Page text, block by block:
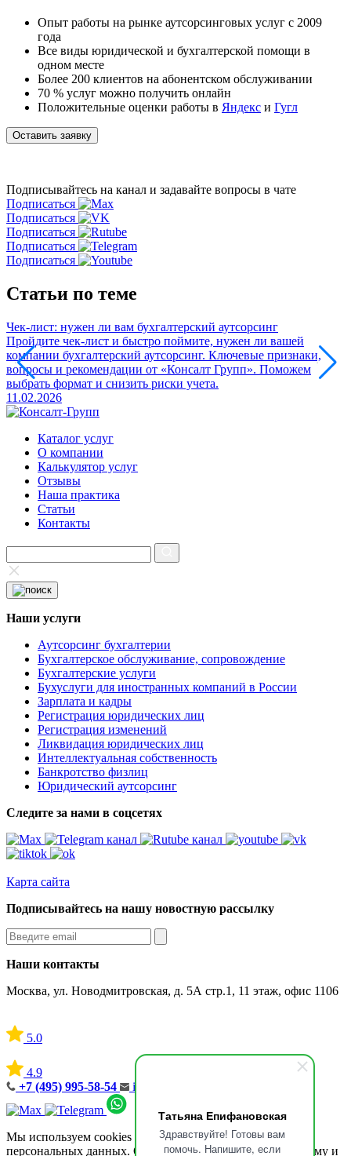
Татьяна Епифановская
Здравствуйте! Готовы вам
помочь. Напишите, если
Опыт работы на рынке аутсорсинговых услуг с 2009
года
Все виды юридической и бухгалтерской помощи в
одном месте
Более 200 клиентов на абонентском обслуживании
70 % услуг можно получить онлайн
Положительные оценки работы в Яндекс и Гугл
Оставить заявку
Подписывайтесь на канал и задавайте вопросы в чате
Подписаться
Подписаться
Подписаться
Подписаться
Подписаться
Статьи по теме
Чек-лист: нужен ли вам бухгалтерский аутсорсинг
Пройдите чек-лист и быстро поймите, нужен ли вашей
компании бухгалтерский аутсорсинг. Ключевые признаки,
вопросы и рекомендации от «Консалт Групп». Поможем
выбрать формат и снизить риски учета.
11.02.2026
Каталог услуг
О компании
Калькулятор услуг
Отзывы
Наша практика
Статьи
Контакты
Наши услуги
Аутсорсинг бухгалтерии
Бухгалтерское обслуживание, сопровождение
Бухгалтерские услуги
Бухуслуги для иностранных компаний в России
Зарплата и кадры
Регистрация юридических лиц
Регистрация изменений
Ликвидация юридических лиц
Интеллектуальная собственность
Банкротство физлиц
Юридический аутсорсинг
Следите за нами в соцсетях
Карта сайта
Подписывайтесь на нашу новостную рассылку
Наши контакты
Москва, ул. Новодмитровская, д. 5А стр.1, 11 этаж, офис 1106
5.0
4.9
+7 (495) 995-58-54
info@consult-gp.ru
Мы используем cookies для сбора обезличенных
персональных данных. Они помогают настраивать рекламу и